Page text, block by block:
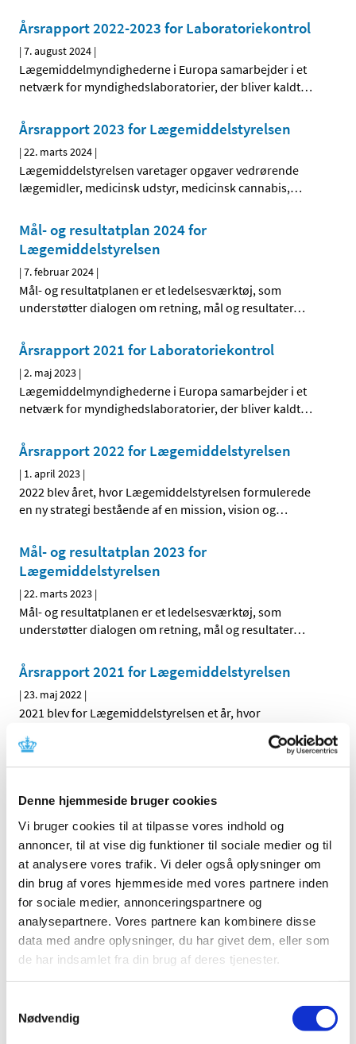
Denne hjemmeside bruger cookies
Vi bruger cookies til at tilpasse vores indhold og
annoncer, til at vise dig funktioner til sociale medier og til
at analysere vores trafik. Vi deler også oplysninger om
din brug af vores hjemmeside med vores partnere inden
for sociale medier, annonceringspartnere og
analysepartnere. Vores partnere kan kombinere disse
data med andre oplysninger, du har givet dem, eller som
de har indsamlet fra din brug af deres tjenester.
Nødvendig
Årsrapport 2022-2023 for Laboratoriekontrol
|7. august 2024 |
Lægemiddelmyndighederne i Europa samarbejder i et
netværk for myndighedslaboratorier, der bliver kaldt…
Årsrapport 2023 for Lægemiddelstyrelsen
|22. marts 2024 |
Lægemiddelstyrelsen varetager opgaver vedrørende
lægemidler, medicinsk udstyr, medicinsk cannabis,…
Mål- og resultatplan 2024 for
Lægemiddelstyrelsen
|7. februar 2024 |
Mål- og resultatplanen er et ledelsesværktøj, som
understøtter dialogen om retning, mål og resultater…
Årsrapport 2021 for Laboratoriekontrol
|2. maj 2023 |
Lægemiddelmyndighederne i Europa samarbejder i et
netværk for myndighedslaboratorier, der bliver kaldt…
Årsrapport 2022 for Lægemiddelstyrelsen
| 1. april 2023 |
2022 blev året, hvor Lægemiddelstyrelsen formulerede
en ny strategi bestående af en mission, vision og…
Mål- og resultatplan 2023 for
Lægemiddelstyrelsen
|22. marts 2023 |
Mål- og resultatplanen er et ledelsesværktøj, som
understøtter dialogen om retning, mål og resultater…
Årsrapport 2021 for Lægemiddelstyrelsen
|23. maj 2022 |
2021 blev for Lægemiddelstyrelsen et år, hvor
håndteringen af COVID-19 fortsat satte sit tydelige
Årsrapport 2020 for Lægemiddelstyrelsen
|21. april 2021|
forventet. Både internt og eksternt satte håndteringen
Årsrapport 2019 for Lægemiddelstyrelsen
| 2. juni 2020
Fundamentet for dataanalysecenteret blev etableret, den
europæiske positionering blev styrket, men ikke alle
I 2018 modtog Lægemiddelstyrelsen 288 ansøgninger om
kliniske lægemiddelforsøg med mennesker, hvilket er…